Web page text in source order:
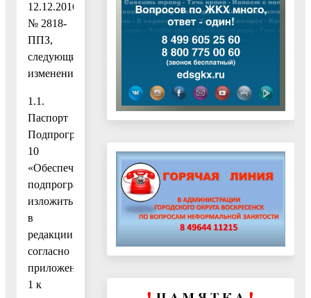
12.12.2016
№ 2818-
ППЗ,
следующие
изменения:
1.1.
Паспорт
Подпрограммы
10
«Обеспечивающая
подпрограмма»
изложить
в
редакции
согласно
приложению
1 к